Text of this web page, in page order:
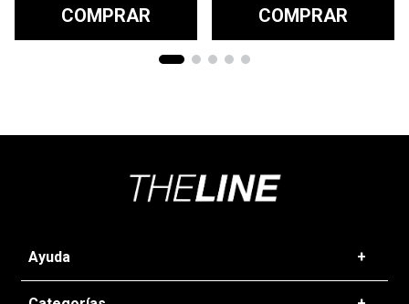
COMPRAR COMPRAR
Ayuda +
Preguntas frecuentes